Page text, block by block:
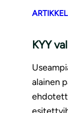
KYY
alainen